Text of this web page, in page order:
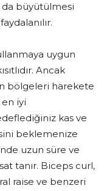
büyütülmesi
uygun
Ancak
bölgeleri harekete
iyi
kas ve
beklemenize
uzun süre ve
tanır. Biceps curl,
raise ve benzeri